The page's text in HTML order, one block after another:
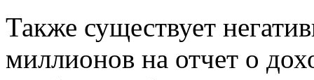
Также существует
миллионов на отчет о